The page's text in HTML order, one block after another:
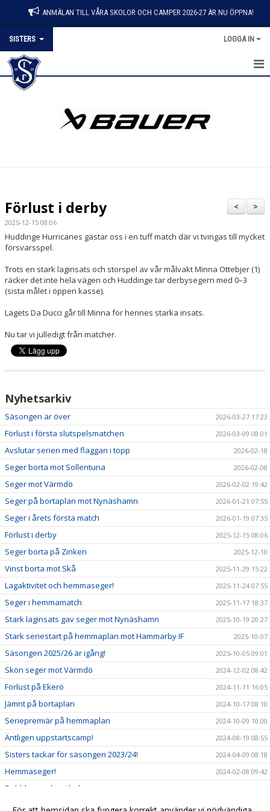
ANMÄLAN TILL VÅRA SKOLOR OCH CAMPER 2026-27 ÄR NU ÖPPNA!
SISTERS LOGGA IN
HEM
BILDGALLERI
DOKUMENT
KONTAKT
>
<
Förlust i derby
2025-12-15 08:06
Huddinge Hurricanes gästar oss i en tuff match där vi tvingas till mycket
försvarsspel.
Trots en stark laginsats och storspel av vår målvakt Minna Ottebjer (1)
räcker det inte hela vägen och Huddinge tar derbysegern med 0–3
(sista målet i öppen kasse).
Lagets Da Ducci går till Minna för hennes starka insats.
Nu tar vi julledigt från matcher.
Nyhetsarkiv
Säsongen är över 2026-03-27 17:23
Förlust i första slutspelsmatchen 2026-03-09 08:01
Avslutar serien med flaggan i topp 2026-02-18
Seger borta mot Sollentuna 2026-02-08
Seger mot Värmdö 2026-02-02 19:42
Seger på bortaplan mot Nynäshamn 2026-01-21 07:55
Seger i årets första match 2026-01-19 07:35
Förlust i derby 2025-12-15 08:06
Seger borta på Zinken 2025-12-10
Vinst borta mot Skå 2025-11-29 15:22
Lagaktivitet och hemmaseger! 2025-11-24 07:55
Seger i hemmamatch 2025-11-17 18:37
Stark laginsats gav seger mot Nynäshamn 2025-10-19 20:27
Stark seriestart på hemmaplan mot Hammarby IF 2025-10-07
Säsongen 2025/26 är igång! 2025-10-05 09:01
Skön seger mot Värmdö 2024-12-02 08:42
Förlust på Ekerö 2024-11-11 16:05
Jämnt på bortaplan 2024-10-17 08:10
Seriepremiär på hemmaplan 2024-10-09 10:00
Äntligen uppstartscamp! 2024-08-19 08:55
Sisters tackar för säsongen 2023/24! 2024-04-09 08:18
Hemmaseger! 2024-02-08 09:42
Dubbla matcher i helgen
Bra start på helgen med hemmaseger! 2024-01-20 14:09